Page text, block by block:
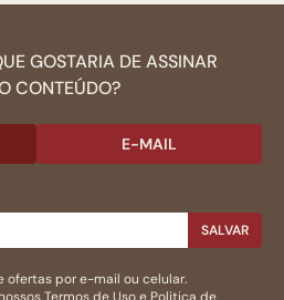
GOSTARIA DE ASSINAR
CONTEÚDO?
E-MAIL
SALVAR
por e-mail ou celular.